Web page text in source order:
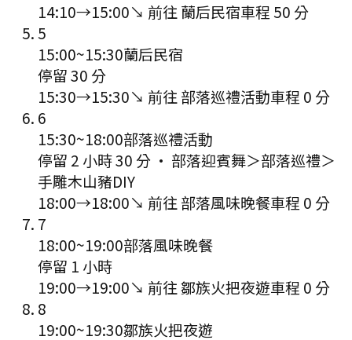
14:10→15:00↘ 前往 蘭后民宿車程 50 分
5
15:00~15:30蘭后民宿
停留 30 分
15:30→15:30↘ 前往 部落巡禮活動車程 0 分
6
15:30~18:00部落巡禮活動
停留 2 小時 30 分 · 部落迎賓舞＞部落巡禮＞
手雕木山豬DIY
18:00→18:00↘ 前往 部落風味晚餐車程 0 分
7
18:00~19:00部落風味晚餐
停留 1 小時
19:00→19:00↘ 前往鄒族火把夜遊車程 0 分
8
19:00~19:30鄒族火把夜遊